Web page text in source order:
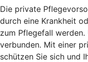
Die private
durch eine Krankheit
zum Pflegefall
verbunden. Mit einer
schützen Sie sich und